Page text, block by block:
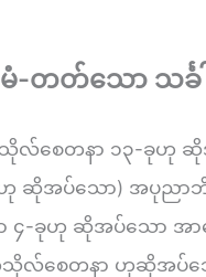
-တတ်သော သင်္ခ
သိုလ်စေတနာ ၁၃-ခုဟု ဆို
ဆိုအပ်သော) အပုညာဘိ
-ခုဟု ဆိုအပ်သော အာနေ
ေတနာ ဟုဆိုအပ်သေ